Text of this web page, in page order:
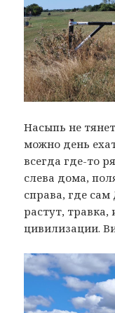
Насыпь не
можно день
всегда где-то
слева дома,
справа, где
растут, травка,
цивилизации.